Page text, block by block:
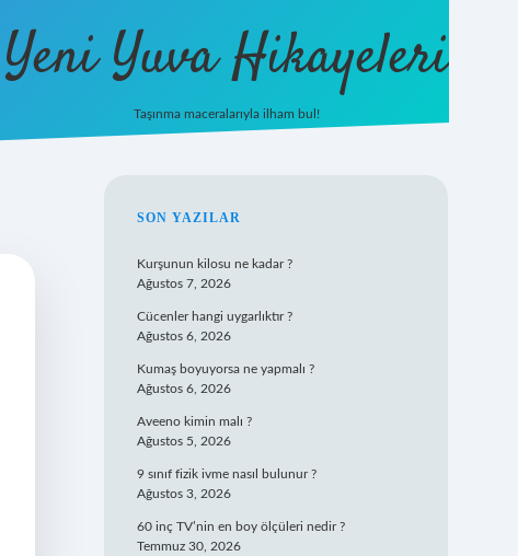
Yeni Yuva Hikayeleri
Taşınma maceralarıyla ilham bul!
SIDEBAR
SON YAZILAR
Kurşunun kilosu ne kadar ?
Ağustos 7, 2026
Cücenler hangi uygarlıktır ?
Ağustos 6, 2026
Kumaş boyuyorsa ne yapmalı ?
Ağustos 6, 2026
Aveeno kimin malı ?
Ağustos 5, 2026
9 sınıf fizik ivme nasıl bulunur ?
Ağustos 3, 2026
60 inç TV’nin en boy ölçüleri nedir ?
Temmuz 30, 2026